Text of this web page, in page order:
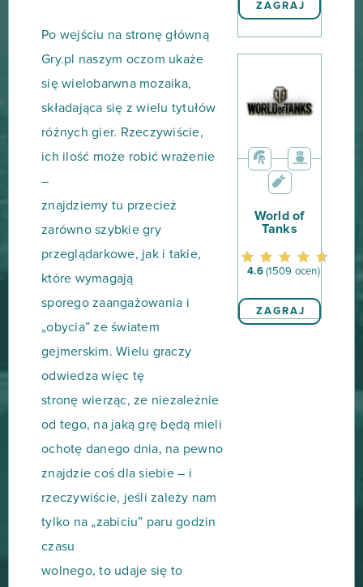
Po wejściu na stronę główną
Gry.pl naszym oczom ukaże
się wielobarwna mozaika,
składająca się z wielu tytułów
różnych gier. Rzeczywiście,
ich ilość może robić wrażenie
–
znajdziemy tu przecież
zarówno szybkie gry
przeglądarkowe, jak i takie,
które wymagają
sporego zaangażowania i
„obycia” ze światem
gejmerskim. Wielu graczy
odwiedza więc tę
stronę wierząc, ze niezależnie
od tego, na jaką grę będą mieli
ochotę danego dnia, na pewno
znajdzie coś dla siebie – i
rzeczywiście, jeśli zależy nam
tylko na „zabiciu” paru godzin
czasu
wolnego, to udaje się to
ZAGRAJ
World of
Tanks
4.6(1509 ocen)
ZAGRAJ